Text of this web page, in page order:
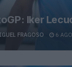
Iker
FRAGOSO 6